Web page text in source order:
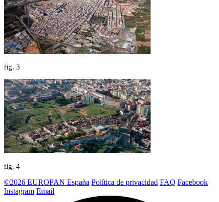
fig. 3
fig. 4
©2026 EUROPAN España Política de privacidad FAQ Facebook
Instagram Email